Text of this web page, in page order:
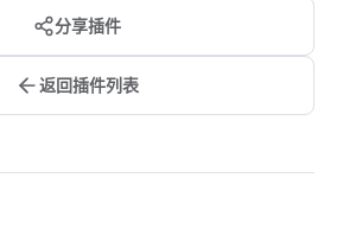
分享插件
返回插件列表